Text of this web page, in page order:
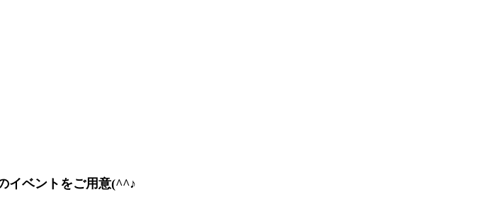
イベントをご用意(^^♪